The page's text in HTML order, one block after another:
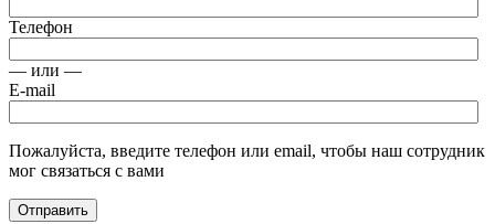
Телефон
— или —
E-mail
Пожалуйста, введите телефон или email, чтобы наш сотрудник
мог связаться с вами
Отправить